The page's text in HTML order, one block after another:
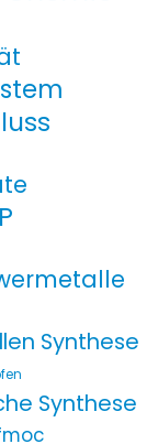
Synthese
Synthese